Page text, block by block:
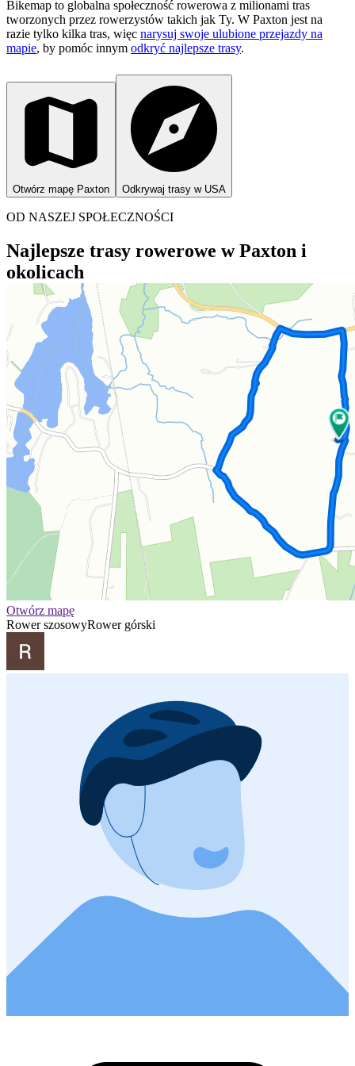
Bikemap to globalna społeczność rowerowa z milionami tras
tworzonych przez rowerzystów takich jak Ty. W Paxton jest na
razie tylko kilka tras, więc narysuj swoje ulubione przejazdy na
mapie, by pomóc innym odkryć najlepsze trasy.
Otwórz mapę Paxton Odkrywaj trasy w USA
OD NASZEJ SPOŁECZNOŚCI
Najlepsze trasy rowerowe w Paxton i
okolicach
Otwórz mapę
Rower szosowyRower górski